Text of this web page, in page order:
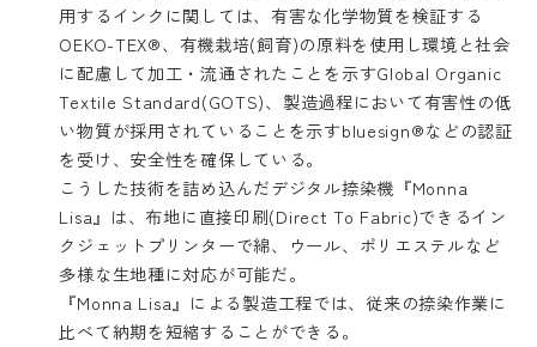
用するインクに関しては、有害な化学物質を検証する
OEKO-TEX®、有機栽培(飼育)の原料を使用し環境と社会
に配慮して加工・流通されたことを示すGlobal Organic
Textile Standard(GOTS)、製造過程において有害性の低
い物質が採用されていることを示すbluesign®などの認証
を受け、安全性を確保している。
こうした技術を詰め込んだデジタル捺染機『Monna
Lisa』は、布地に直接印刷(Direct To Fabric)できるイン
クジェットプリンターで綿、ウール、ポリエステルなど
多様な生地種に対応が可能だ。
『Monna Lisa』による製造工程では、従来の捺染作業に
比べて納期を短縮することができる。